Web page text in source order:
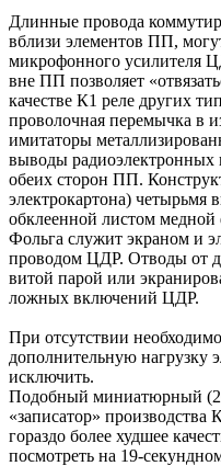
Длинные провода
вблизи элементов ПП,
микрофонного усилителя
вне ПП позволяет
качестве К1 реле других
проволочная перемычка в
имитаторы
выводы радиоэлектронных
обеих сторон ПП.
электрокартона) четырьмя
обклеенной листом
Фольга служит экраном и
проводом ЦДР. Отводы от
витой парой или
ложных включений ЦДР.
При отсутствии
дополнительную
исключить.
Подобный миниатюрный
«записатор»
гораздо более худшее
посмотреть на 19-